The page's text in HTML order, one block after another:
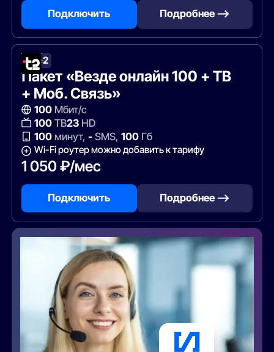
Подключить Подробнее —>
Tele2
Пакет «Везде онлайн 100 + ТВ
+ Моб. Связь»
100Мбит/с
100ТВ23HD
100минут, -SMS, 100Гб
Wi-Fi роутер можно добавить к тарифу
1 050 ₽/мес
Подключить Подробнее —>